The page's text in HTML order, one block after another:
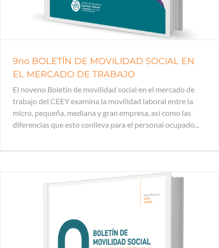
9no BOLETÍN DE MOVILIDAD SOCIAL EN
EL MERCADO DE TRABAJO
El noveno Boletín de movilidad social en el mercado de
trabajo del CEEY examina la movilidad laboral entre la
micro, pequeña, mediana y gran empresa, así como las
diferencias que esto conlleva para el personal ocupado...